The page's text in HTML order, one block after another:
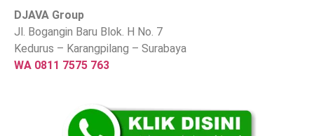
DJAVA Group
Jl. Bogangin Baru Blok. H No. 7
Kedurus – Karangpilang – Surabaya
WA 0811 7575 763